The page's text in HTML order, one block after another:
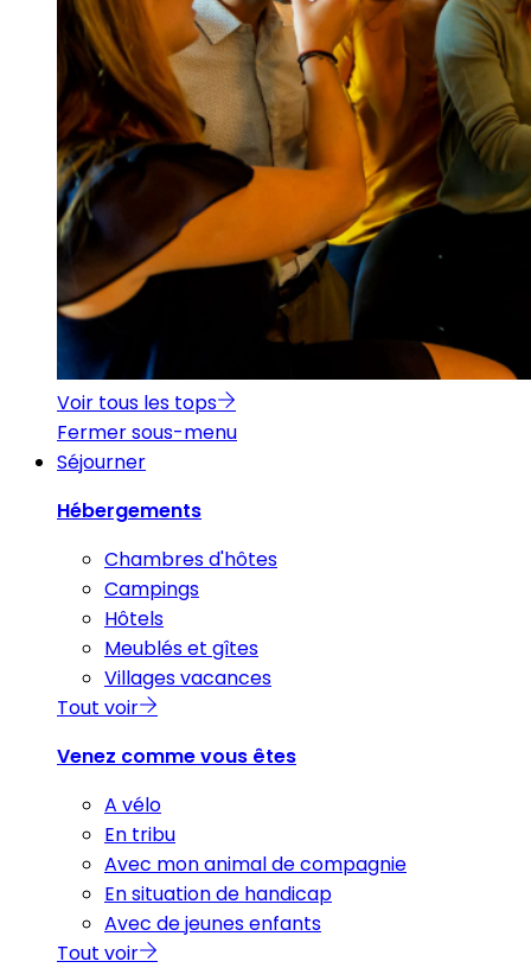
Voir tous les tops
Fermer sous-menu
Séjourner
Hébergements
Chambres d'hôtes
Campings
Hôtels
Meublés et gîtes
Villages vacances
Tout voir
Venez comme vous êtes
A vélo
En tribu
Avec mon animal de compagnie
En situation de handicap
Avec de jeunes enfants
Tout voir